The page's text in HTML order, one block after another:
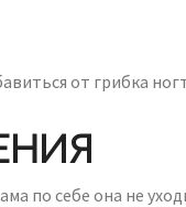
от грибка
по себе она не